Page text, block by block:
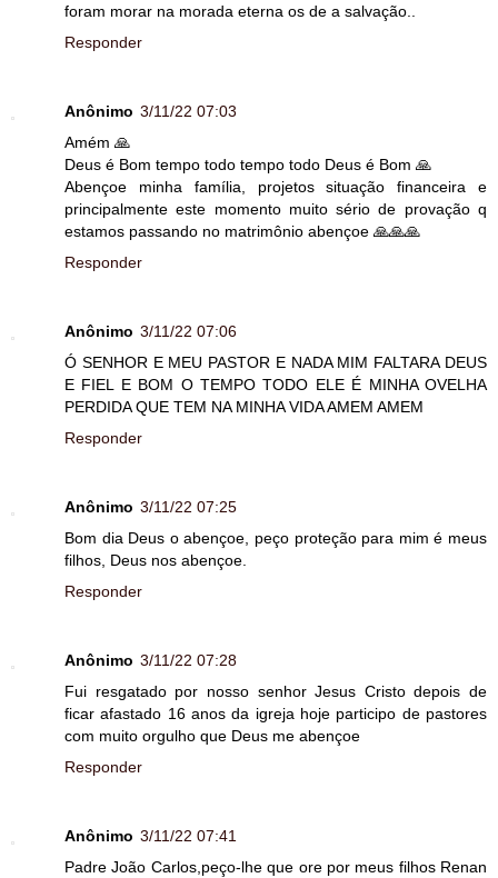
foram morar na morada eterna os de a salvação..
Responder
Anônimo 3/11/22 07:03
Amém 🙏
Deus é Bom tempo todo tempo todo Deus é Bom 🙏
Abençoe minha família, projetos situação financeira e
principalmente este momento muito sério de provação q
estamos passando no matrimônio abençoe 🙏🙏🙏
Responder
Anônimo 3/11/22 07:06
Ó SENHOR E MEU PASTOR E NADA MIM FALTARA DEUS
E FIEL E BOM O TEMPO TODO ELE É MINHA OVELHA
PERDIDA QUE TEM NA MINHA VIDA AMEM AMEM
Responder
Anônimo 3/11/22 07:25
Bom dia Deus o abençoe, peço proteção para mim é meus
filhos, Deus nos abençoe.
Responder
Anônimo 3/11/22 07:28
Fui resgatado por nosso senhor Jesus Cristo depois de
ficar afastado 16 anos da igreja hoje participo de pastores
com muito orgulho que Deus me abençoe
Responder
Anônimo 3/11/22 07:41
Padre João Carlos,peço-lhe que ore por meus filhos Renan